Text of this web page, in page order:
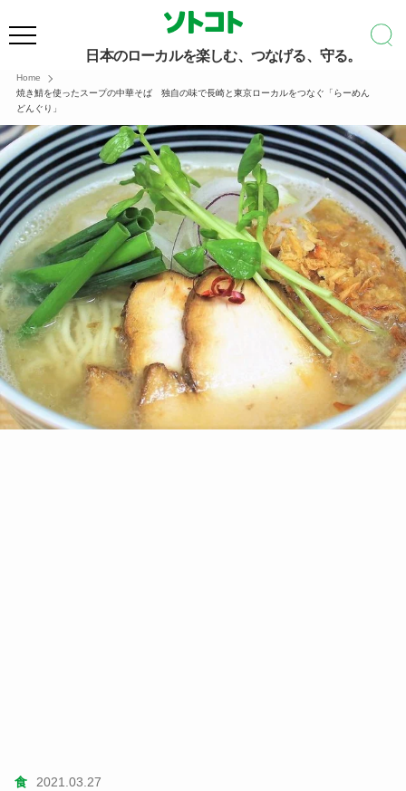
日本のローカルを楽しむ、つなげる、守る。
Home
焼き鯖を使ったスープの中華そば 独自の味で長崎と東京ローカルをつなぐ「らーめん
どんぐり」
食 2021.03.27